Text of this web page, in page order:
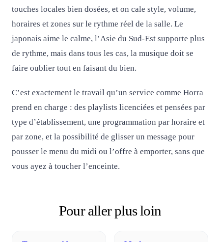
touches locales bien dosées, et on cale style, volume,
horaires et zones sur le rythme réel de la salle. Le
japonais aime le calme, l’Asie du Sud-Est supporte plus
de rythme, mais dans tous les cas, la musique doit se
faire oublier tout en faisant du bien.
C’est exactement le travail qu’un service comme Horra
prend en charge : des playlists licenciées et pensées par
type d’établissement, une programmation par horaire et
par zone, et la possibilité de glisser un message pour
pousser le menu du midi ou l’offre à emporter, sans que
vous ayez à toucher l’enceinte.
Pour aller plus loin